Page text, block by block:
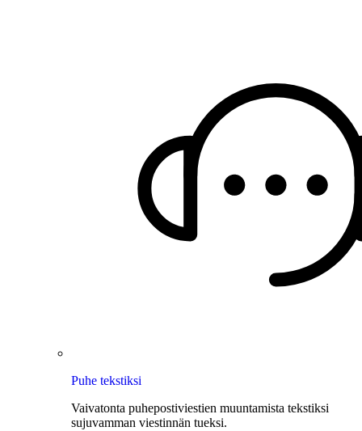
Puhe tekstiksi
Vaivatonta puhepostiviestien muuntamista tekstiksi
sujuvamman viestinnän tueksi.